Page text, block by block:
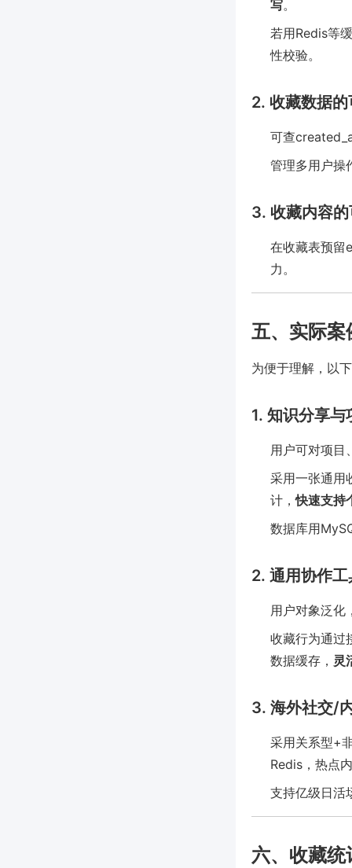
写。
若用Redis等
性校验。
2. 收藏数据
可查
管理多用户操
3. 收藏内容
在收藏表预留
力。
五、实际案
为便于理解，以
1. 知识分享
用户可对项目
采用一张通用
计，快速支持
数据库用
2. 通用协作
用户对象泛化
收藏行为通过
数据缓存， 灵
3. 海外社交/
采用关系型+
Redis，热点
支持亿级日活
六、收藏